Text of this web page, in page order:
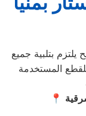
يلتزم بتلبية جميع
المستخدمة
📍